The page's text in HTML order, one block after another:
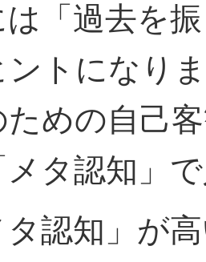
「過去を
ントになり
めの自己
メタ認知」
タ認知」が